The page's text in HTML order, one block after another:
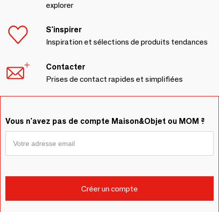
explorer
S'inspirer
Inspiration et sélections de produits tendances
Contacter
Prises de contact rapides et simplifiées
Vous n'avez pas de compte Maison&Objet ou MOM ?